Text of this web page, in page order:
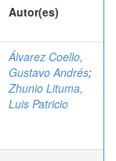
Autor(es)
Álvarez Coello,
Gustavo Andrés;
Zhunio Lituma,
Luis Patricio